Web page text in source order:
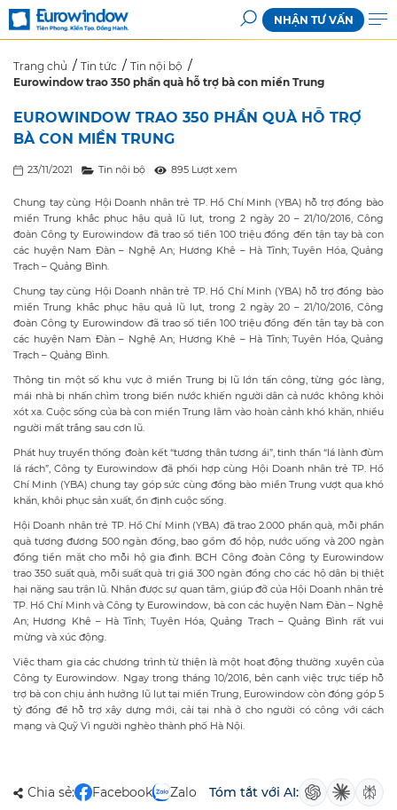
NHẬN TƯ VẤN
Trang chủ Tin tức
Tin nội bộ
Eurowindow trao 350 phần quà hỗ trợ bà con miền Trung
EUROWINDOW TRAO 350 PHẦN QUÀ HỖ TRỢ
BÀ CON MIỀN TRUNG
23/11/2021 Tin nội bộ 895 Lượt xem
Chung tay cùng Hội Doanh nhân trẻ TP. Hồ Chí Minh (YBA) hỗ trợ đồng bào
miền Trung khắc phục hậu quả lũ lụt, trong 2 ngày 20 – 21/10/2016, Công
đoàn Công ty Eurowindow đã trao số tiền 100 triệu đồng đến tận tay bà con
các huyện Nam Đàn – Nghệ An; Hương Khê – Hà Tĩnh; Tuyên Hóa, Quảng
Trạch – Quảng Bình.
Chung tay cùng Hội Doanh nhân trẻ TP. Hồ Chí Minh (YBA) hỗ trợ đồng bào
miền Trung khắc phục hậu quả lũ lụt, trong 2 ngày 20 – 21/10/2016, Công
đoàn Công ty Eurowindow đã trao số tiền 100 triệu đồng đến tận tay bà con
các huyện Nam Đàn – Nghệ An; Hương Khê – Hà Tĩnh; Tuyên Hóa, Quảng
Trạch – Quảng Bình.
Thông tin một số khu vực ở miền Trung bị lũ lớn tấn công, từng góc làng,
mái nhà bị nhấn chìm trong biển nước khiến người dân cả nước không khỏi
xót xa. Cuộc sống của bà con miền Trung lâm vào hoàn cảnh khó khăn, nhiều
người mất trắng sau cơn lũ.
Phát huy truyền thống đoàn kết “tương thân tương ái”, tinh thần “lá lành đùm
lá rách”, Công ty Eurowindow đã phối hợp cùng Hội Doanh nhân trẻ TP. Hồ
Chí Minh (YBA) chung tay góp sức cùng đồng bào miền Trung vượt qua khó
khăn, khôi phục sản xuất, ổn định cuộc sống.
Hội Doanh nhân trẻ TP. Hồ Chí Minh (YBA) đã trao 2.000 phần quà, mỗi phần
quà tương đương 500 ngàn đồng, bao gồm đồ hộp, nước uống và 200 ngàn
đồng tiền mặt cho mỗi hộ gia đình. BCH Công đoàn Công ty Eurowindow
trao 350 suất quà, mỗi suất quà trị giá 300 ngàn đồng cho các hộ dân bị thiệt
hại nặng sau trận lũ. Nhận được sự quan tâm, giúp đỡ của Hội Doanh nhân trẻ
TP. Hồ Chí Minh và Công ty Eurowindow, bà con các huyện Nam Đàn – Nghệ
An; Hương Khê – Hà Tĩnh; Tuyên Hóa, Quảng Trạch – Quảng Bình rất vui
mừng và xúc động.
Việc tham gia các chương trình từ thiện là một hoạt động thường xuyên của
Công ty Eurowindow. Ngay trong tháng 10/2016, bên cạnh việc trực tiếp hỗ
trợ bà con chịu ảnh hưởng lũ lụt tại miền Trung, Eurowindow còn đóng góp 5
tỷ đồng để hỗ trợ xây dựng mới, cải tại nhà ở cho người có công với cách
mạng và Quỹ Vì người nghèo thành phố Hà Nội.
Chia sẻ: Facebook Zalo Tóm tắt với AI: